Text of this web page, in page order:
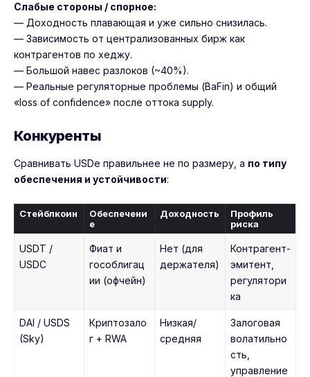
Слабые стороны / спорное:
— Доходность плавающая и уже сильно снизилась.
— Зависимость от централизованных бирж как
контрагентов по хеджу.
— Большой навес разлоков (~40%).
— Реальные регуляторные проблемы (BaFin) и общий
«loss of confidence» после оттока supply.
Конкуренты
Сравнивать USDe правильнее не по размеру, а по типу
обеспечения и устойчивости:
Стейблкоин
Обеспечени
е
Доходность
Профиль
риска
USDT /
USDC
Фиат и
гособлигац
ии (офчейн)
Нет (для
держателя)
Контрагент-
эмитент,
регулятори
ка
DAI / USDS
(Sky)
Криптозало
г + RWA
Низкая/
средняя
Залоговая
волатильно
сть,
управление